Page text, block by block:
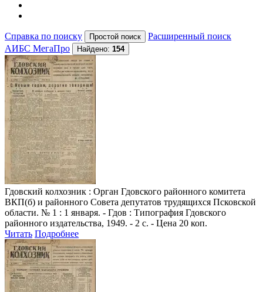
Справка по поиску
Расширенный поиск
АИБС МегаПро
Найдено: 154
Гдовский колхозник : Орган Гдовского районного комитета
ВКП(б) и районного Совета депутатов трудящихся Псковской
области. № 1 : 1 января. - Гдов : Типография Гдовского
районного издательства, 1949. - 2 с. - Цена 20 коп.
Читать Подробнее